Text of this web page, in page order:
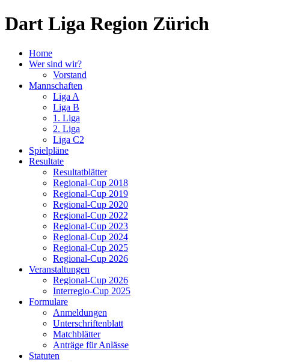
Dart Liga Region Zürich
Home
Wer sind wir?
Vorstand
Mannschaften
Liga A
Liga B
1. Liga
2. Liga
Liga C2
Spielpläne
Resultate
Resultatblätter
Regional-Cup 2018
Regional-Cup 2019
Regional-Cup 2020
Regional-Cup 2022
Regional-Cup 2023
Regional-Cup 2024
Regional-Cup 2025
Regional-Cup 2026
Veranstaltungen
Regional-Cup 2026
Interregio-Cup 2025
Formulare
Anmeldungen
Unterschriftenblatt
Matchblätter
Anträge für Anlässe
Statuten